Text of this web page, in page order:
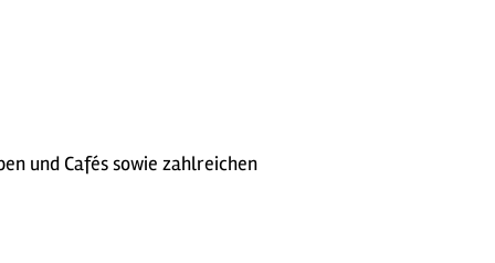
und Cafés sowie zahlreichen